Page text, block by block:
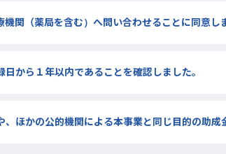
関（薬局を含む）へ問い合わせることに同意し
から１年以内であることを確認しました。
、ほかの公的機関による本事業と同じ目的の助